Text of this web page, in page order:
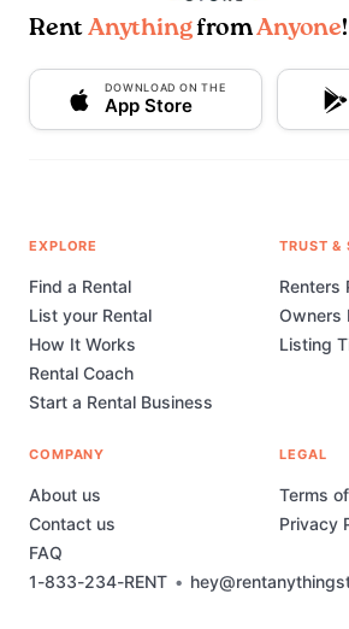
Rent AnythingfromAnyone!
DOWNLOAD ON THE
App Store
1-833-234-RENT •
EXPLORE
Find a Rental
List your Rental
How It Works
Rental Coach
Start a Rental Business
TRUST &
Renters
Owners
Listing
COMPANY
About us
Contact us
FAQ
LEGAL
Terms
Privacy